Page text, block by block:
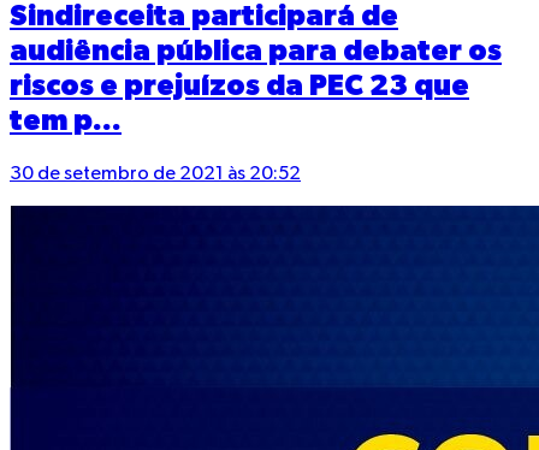
Sindireceita participará de
audiência pública para debater os
riscos e prejuízos da PEC 23 que
tem p...
30 de setembro de 2021 às 20:52